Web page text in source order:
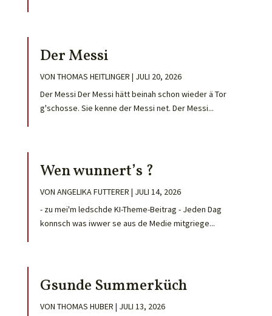
Der Messi
VON THOMAS HEITLINGER | JULI 20, 2026
Der Messi Der Messi hätt beinah schon wieder ä Tor
g'schosse. Sie kenne der Messi net. Der Messi...
Wen wunnert’s ?
VON ANGELIKA FUTTERER | JULI 14, 2026
- zu mei'm ledschde KI-Theme-Beitrag - Jeden Dag
konnsch was iwwer se aus de Medie mitgriege...
Gsunde Summerküch
VON THOMAS HUBER | JULI 13, 2026